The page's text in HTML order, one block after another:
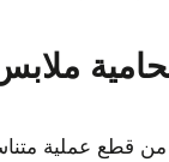
قطع عملية